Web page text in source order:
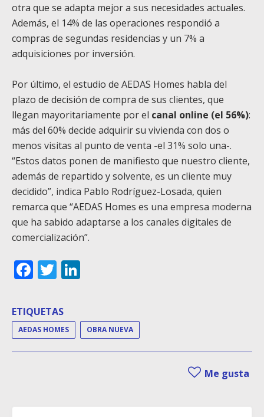
otra que se adapta mejor a sus necesidades actuales.
Además, el 14% de las operaciones respondió a
compras de segundas residencias y un 7% a
adquisiciones por inversión.
Por último, el estudio de AEDAS Homes habla del
plazo de decisión de compra de sus clientes, que
llegan mayoritariamente por el canal online (el 56%):
más del 60% decide adquirir su vivienda con dos o
menos visitas al punto de venta -el 31% solo una-.
“Estos datos ponen de manifiesto que nuestro cliente,
además de repartido y solvente, es un cliente muy
decidido”, indica Pablo Rodríguez-Losada, quien
remarca que “AEDAS Homes es una empresa moderna
que ha sabido adaptarse a los canales digitales de
comercialización”.
Facebook
Twitter
ETIQUETAS
AEDAS HOMES OBRA NUEVA
Me gusta